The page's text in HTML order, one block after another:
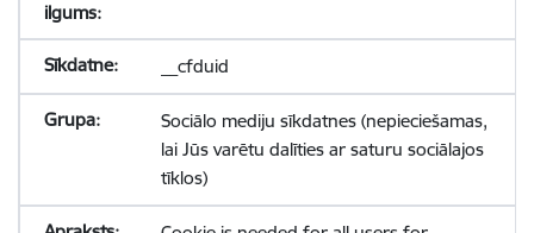
__cfduid
Sociālo mediju sīkdatnes (nepieciešamas,
lai Jūs varētu dalīties ar saturu sociālajos
tīklos)